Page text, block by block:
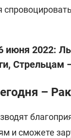
июня 2022:
Стрельцам
– Рак
и сможете